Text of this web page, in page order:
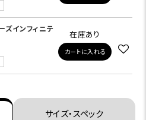
ズインフィニテ
在庫あり
カートに入れる
サイズ・スペック